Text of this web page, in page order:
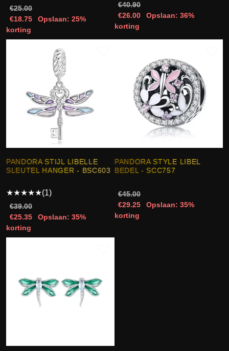
€25.00
€18.75
Opslaan: 25%
korting
€40.90
€26.00
Opslaan: 36%
korting
PANDORA STIJL LIBELLE
SLEUTEL HANGER - BSC603
★★★★★(1)
€39.00
€25.35
Opslaan: 35%
korting
PANDORA STYLE LIBEL
BEDEL - SCC757
€45.00
€29.25
Opslaan: 35%
korting